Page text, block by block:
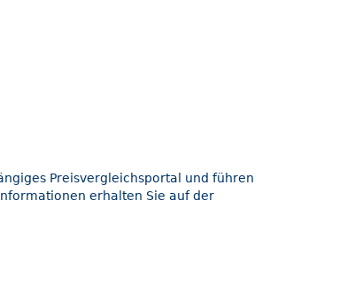
Preisvergleichsportal und führen
erhalten Sie auf der